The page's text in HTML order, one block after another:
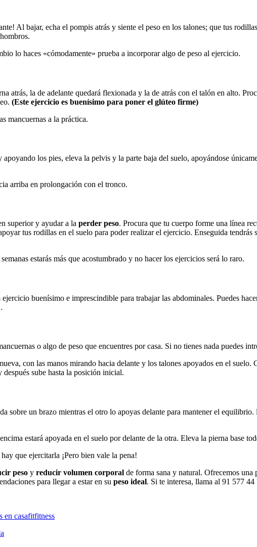
Al bajar, echa el pompis atrás y siente el peso en los talones; que tus
lo haces «cómodamente» prueba a incorporar algo de peso al ejercicio.
atrás, la de adelante quedará flexionada y la de atrás con el talón en alto.
(Este ejercicio es buenísimo para poner el glúteo firme)
mancuernas a la práctica.
los pies, eleva la pelvis y la parte baja del suelo, apoyándose
arriba en prolongación con el tronco.
superior y ayudar a la perder peso. Procura que tu cuerpo forme una línea
tus rodillas en el suelo para poder realizar el ejercicio. Enseguida
estarás más que acostumbrado y no hacer los ejercicios será lo raro.
buenísimo e imprescindible para trabajar las abdominales. Puedes
o algo de peso que encuentres por casa. Si no tienes nada puedes
con las manos mirando hacia delante y los talones apoyados en el
sube hasta la posición inicial.
sobre un brazo mientras el otro lo apoyas delante para mantener el
estará apoyada en el suelo por delante de la otra. Eleva la pierna base
que ejercitarla ¡Pero bien vale la pena!
peso y reducir volumen corporal de forma sana y natural. Ofrecemos
para llegar a estar en su peso ideal. Si te interesa, llama al 91 577 44
en casafitfitness